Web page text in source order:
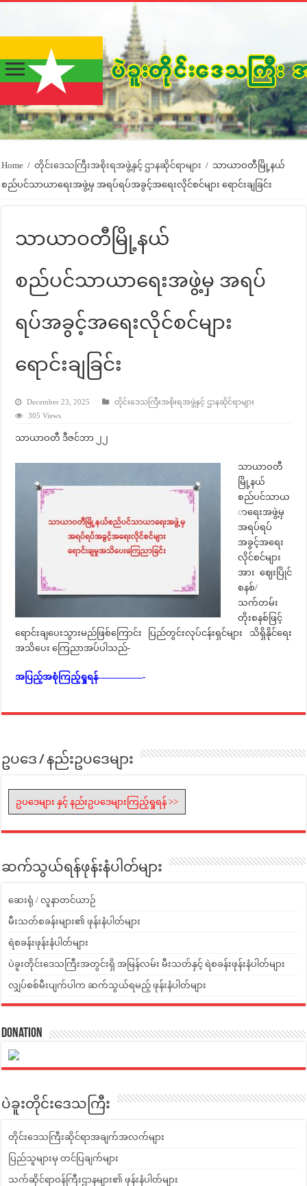
Home / တိုင်းဒေသကြီးအစိုးရအဖွဲ့နှင့် ဌာနဆိုင်ရာများ / သာယာဝတီမြို့နယ်
စည်ပင်သာယာရေးအဖွဲ့မှ အရပ်ရပ်အခွင့်အရေးလိုင်စင်များ ရောင်းချခြင်း
သာယာဝတီမြို့နယ်
စည်ပင်သာယာရေးအဖွဲ့မှ အရပ်
ရပ်အခွင့်အရေးလိုင်စင်များ
ရောင်းချခြင်း
December 23, 2025
တိုင်းဒေသကြီးအစိုးရအဖွဲ့နှင့် ဌာနဆိုင်ရာများ
305 Views
သာယာဝတီ ဒီဇင်ဘာ ၂၂
သာယာဝတီ
မြို့နယ်
စည်ပင်သာယ
ာရေးအဖွဲ့မှ
အရပ်ရပ်
အခွင့်အရေး
လိုင်စင်များ
အား ဈေးပြိုင်
စနစ်/
သက်တမ်း
တိုးစနစ်ဖြင့်
ရောင်းချပေးသွားမည်ဖြစ်ကြောင်း ပြည်တွင်းလုပ်ငန်းရှင်များ သိရှိနိုင်ရေး
အသိပေး ကြေညာအပ်ပါသည်-
အပြည့်အစုံကြည့်ရှုရန်—————-
ဥပဒေ / နည်းဥပဒေများ
ဥပဒေများ နှင့် နည်းဥပဒေများကြည့်ရှုရန် >>
ဆက်သွယ်ရန်ဖုန်းနံပါတ်များ
ဆေးရုံ / လူနာတင်ယာဉ်
မီးသတ်စခန်းများ၏ ဖုန်းနံပါတ်များ
ရဲစခန်းဖုန်းနံပါတ်များ
ပဲခူးတိုင်းဒေသကြီးအတွင်းရှိ အမြန်လမ်း မီးသတ်နှင့် ရဲစခန်းဖုန်းနံပါတ်များ
လျှပ်စစ်မီးပျက်ပါက ဆက်သွယ်ရမည့် ဖုန်းနံပါတ်များ
Donation
ပဲခူးတိုင်းဒေသကြီး
တိုင်းဒေသကြီးဆိုင်ရာအချက်အလက်များ
ပြည်သူများမှ တင်ပြချက်များ
သက်ဆိုင်ရာဝန်ကြီးဌာနများ၏ ဖုန်းနံပါတ်များ